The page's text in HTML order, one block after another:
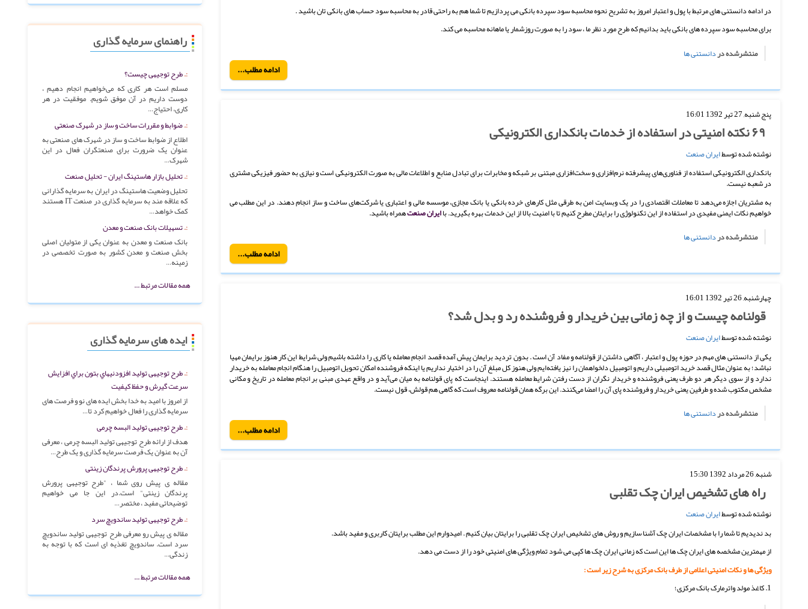
راهنمای سرمایه گذاری
طرح توجیهی چیست؟
مسلم است هر کاری که می‌خواهیم انجام دهیم ،
دوست داریم در آن موفق شویم. موفقیت در هر
کاری، احتیاج…
ضوابط و مقررات ساخت و ساز در شهرک صنعتی
اطلاع از ضوابط ساخت و ساز در شهرک های صنعتی به
عنوان یک ضرورت برای صنعتگران فعال در این
شهرک…
تحلیل بازار هاستینگ ایران - تحلیل صنعت
تحلیل وضعیت هاستینگ در ایران به سرمایه گذارانی
که علاقه مند به سرمایه گذاری در صنعت IT هستند
کمک خواهد…
تسهیلات بانک صنعت و معدن
بانک صنعت و معدن به عنوان یکی از متولیان اصلی
بخش صنعت و معدن کشور به صورت تخصصی در
زمینه…
همه مقالات مرتبط ...
ایده های سرمایه گذاری
طرح توجیهی تولید افزودنیهاي بتون براي افزایش
سرعت گیرش و حفظ کیفیت
از امروز با امید به خدا بخش ایده های نو و فرصت های
سرمایه گذاری را فعال خواهیم کرد تا…
طرح توجیهی تولید البسه چرمی
هدف از ارائه طرح توجیهی تولید البسه چرمی ، معرفی
آن به عنوان یک فرصت سرمایه گذاری و یک طرح…
طرح توجیهی پرورش پرندگان زینتی
مقاله ی پیش روی شما ، "طرح توجیهی پرورش
پرندگان زینتی" است.در این جا می خواهیم
توضیحاتی مفید ، مختصر…
طرح توجیهی تولید ساندویچ سرد
مقاله ی پیش رو معرفی طرح توجیهی تولید ساندویچ
سرد است. ساندویچ تغذیه ای است که با توجه به
زندگی…
همه مقالات مرتبط ...
در ادامه دانستنی های مرتبط با پول و اعتبار امروز به تشریح نحوه محاسبه سود سپرده بانکی می پردازیم تا شما هم به راحتی قادر به محاسبه سود حساب های بانکی تان باشید .
برای محاسبه سود سپرده های بانکی باید بدانیم که طرح مورد نظر ما ، سود را به صورت روزشمار یا ماهانه محاسبه می کند.
منتشرشده دردانستنی ها
ادامه مطلب...
پنج شنبه, 27 تیر 1392 16:01
۶۹ نکته امنیتی در استفاده از خدمات بانکداری الکترونیکی
نوشته شده توسطایران صنعت
بانکداری الکترونیکی استفاده از فناوری‌های پیشرفته نرم‌افزاری و سخت‌افزاری مبتنی بر شبکه و مخابرات برای تبادل منابع و اطلاعات مالی به صورت الکترونیکی است و نیازی به حضور فیزیکی مشتری
در شعبه نیست.
به مشتریان اجازه می‌دهد تا معاملات اقتصادی را در یک وبسایت امن به طرقی مثل کارهای خرده بانکی یا بانک مجازی، موسسه مالی و اعتباری یا شرکت‌های ساخت و ساز انجام دهند. در این مطلب می
خواهیم نکات ایمنی مفیدی در استفاده از این تکنولوژی را برایتان مطرح کنیم تا با امنیت بالا از این خدمات بهره بگیرید. باایران صنعتهمراه باشید.
منتشرشده دردانستنی ها
ادامه مطلب...
چهارشنبه, 26 تیر 1392 16:01
قولنامه چیست و از چه زمانی بین خریدار و فروشنده رد و بدل شد؟
نوشته شده توسطایران صنعت
یکی از دانستنی های مهم در حوزه پول و اعتبار ، آگاهی داشتن از قولنامه و مفاد آن است . بدون تردید برایمان پیش آمده قصد انجام معامله یا کاری را داشته باشیم ولی شرایط این کار هنوز برایمان مهیا
نباشد؛ به عنوان مثال قصد خرید اتومبیلی داریم و اتومبیل دلخواهمان را نیز یافته‌ایم ولی هنوز کل مبلغ آن را در اختیار نداریم یا اینکه فروشنده امکان تحویل اتومبیل را هنگام انجام معامله به خریدار
ندارد و از سوی دیگر هر دو طرف یعنی فروشنده و خریدار نگران از دست رفتن شرایط معامله هستند. اینجاست که پای قولنامه به میان می‌آید و در واقع عهدی مبنی بر انجام معامله در تاریخ و مکانی
مشخص مکتوب شده و طرفین یعنی خریدار و فروشنده پای آن را امضا می‌کنند. این برگه همان قولنامه معروف است که گاهی هم قولش، قول نیست.
منتشرشده دردانستنی ها
ادامه مطلب...
شنبه, 26 مرداد 1392 15:30
راه های تشخیص ایران چک تقلبی
نوشته شده توسطایران صنعت
بد ندیدیم تا شما را با مشخصات ایران چک آشنا سازیم و روش های تشخیص ایران چک تقلبی را برایتان بیان کنیم . امیدوارم این مطلب برایتان کاربری و مفید باشد.
از مهمترین مشخصه های ایران چک ها این است که زمانی ایران چک ها کپی می شود تمام ویژگی های امنیتی خود را از دست می دهد.
ویژگی ها و نکات امنیتی اعلامی از طرف بانک مرکزی به شرح زیر است :
1. کاغذ مولد واترمارک بانک مرکزی؛